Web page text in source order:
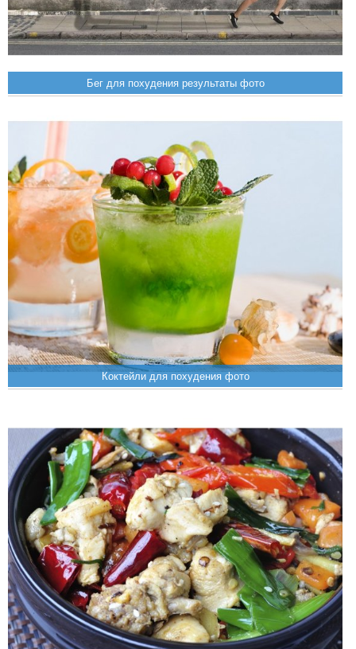
Бег для похудения результаты фото
Коктейли для похудения фото